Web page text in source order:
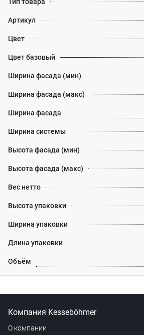
Артикул
Цвет
Цвет базовый
Ширина фасада (мин)
Ширина фасада (макс)
Ширина фасада
Ширина системы
Высота фасада (мин)
Высота фасада (макс)
Вес нетто
Высота упаковки
Ширина упаковки
Длина упаковки
Объём
Компания Kesseböhmer
О компании